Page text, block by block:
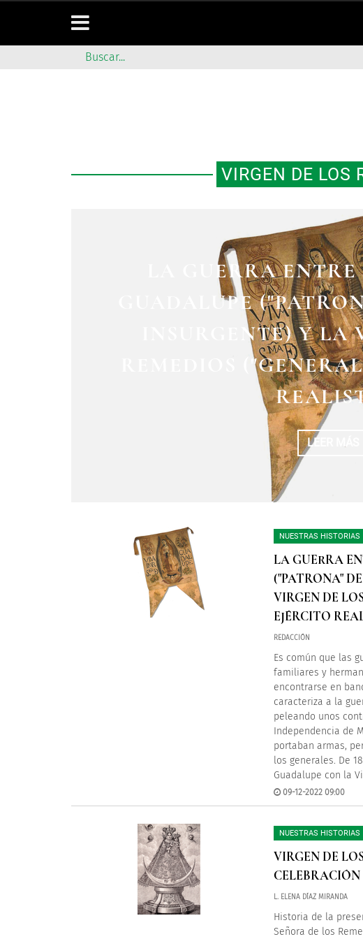
VIRGEN DE LOS
LA GUERRA
GUADALUPE
INSURGENTE) Y LA
REMEDIOS
LEER MÁS
VIRGEN DE LOS
IMPORTANTE
EN NUEVA
LEER MÁS
NUESTRAS HISTORIAS
LA GUERRA
("PATRONA"
VIRGEN DE
EJÉRCITO
REDACCIÓN
Es común que las
familiares y
encontrarse en
caracteriza a la
peleando unos
Independencia de
portaban armas,
los generales. De
Guadalupe con la
09-12-2022 09:00
NUESTRAS HISTORIAS
VIRGEN DE
L. ELENA DÍAZ MIRANDA
Historia de la
Señora de los